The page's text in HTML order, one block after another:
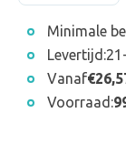
Minimale
Levertijd:
Vanaf
Voorraad: